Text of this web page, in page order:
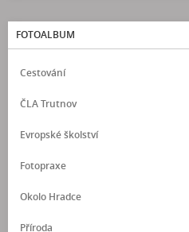
FOTOALBUM
Cestování
ČLA Trutnov
Evropské školství
Fotopraxe
Okolo Hradce
Příroda